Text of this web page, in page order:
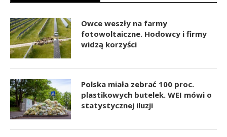
Owce weszły na farmy
fotowoltaiczne. Hodowcy i firmy
widzą korzyści
Polska miała zebrać 100 proc.
plastikowych butelek. WEI mówi o
statystycznej iluzji